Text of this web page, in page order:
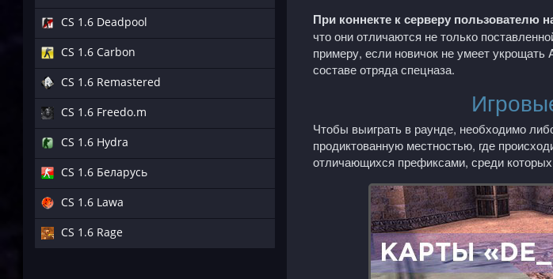
CS 1.6 Deadpool
CS 1.6 Carbon
CS 1.6 Remastered
CS 1.6 Freedo.m
CS 1.6 Hydra
CS 1.6 Беларусь
CS 1.6 Lawa
CS 1.6 Rage
При коннекте к серверу пользователю
что они отличаются не только
примеру, если новичок не умеет укрощать
составе отряда спецназа.
Чтобы выиграть в раунде, необходимо
продиктованную местностью, где
отличающихся префиксами, среди